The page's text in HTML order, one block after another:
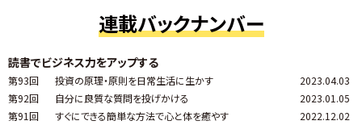
連載バックナンバー
読書でビジネス力をアップする
第93回 投資の原理・原則を日常生活に生かす
2023.04.03
第92回
自分に良質な質問を投げかける
2023.01.05
第91回
すぐにできる簡単な方法で心と体を癒やす
2022.12.02